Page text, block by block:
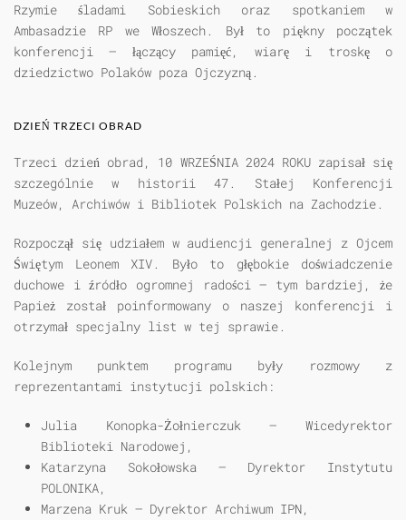
Rzymie śladami Sobieskich oraz spotkaniem w
Ambasadzie RP we Włoszech. Był to piękny początek
konferencji – łączący pamięć, wiarę i troskę o
dziedzictwo Polaków poza Ojczyzną.
DZIEŃ TRZECI OBRAD
Trzeci dzień obrad, 10 WRZEŚNIA 2024 ROKUzapisał się
szczególnie w historii 47. Stałej Konferencji
Muzeów, Archiwów i Bibliotek Polskich na Zachodzie.
Rozpoczął się udziałem w audiencji generalnej z Ojcem
Świętym Leonem XIV. Było to głębokie doświadczenie
duchowe i źródło ogromnej radości – tym bardziej, że
Papież został poinformowany o naszej konferencji i
otrzymał specjalny list w tej sprawie.
Kolejnym punktem programu były rozmowy z
reprezentantami instytucji polskich:
Julia Konopka-Żołnierczuk – Wicedyrektor
Biblioteki Narodowej,
Katarzyna Sokołowska – Dyrektor Instytutu
POLONIKA,
Marzena Kruk – Dyrektor Archiwum IPN,